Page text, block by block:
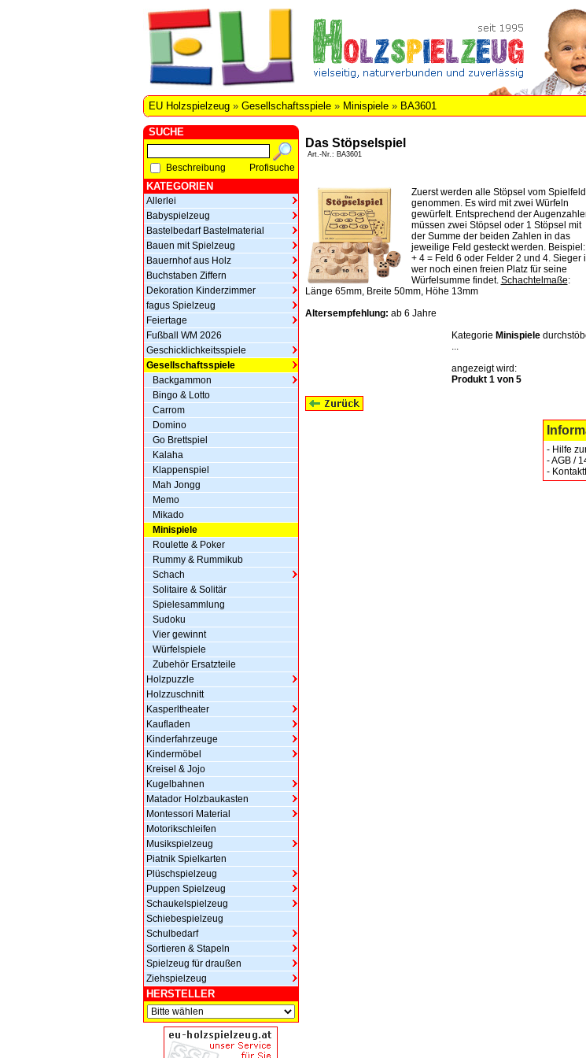
EU Holzspielzeug » Gesellschaftsspiele» Minispiele» BA3601
SUCHE
Beschreibung Profisuche
KATEGORIEN
Allerlei
Babyspielzeug
Bastelbedarf Bastelmaterial
Bauen mit Spielzeug
Bauernhof aus Holz
Buchstaben Ziffern
Dekoration Kinderzimmer
fagus Spielzeug
Feiertage
Fußball WM 2026
Geschicklichkeitsspiele
Gesellschaftsspiele
Backgammon
Bingo & Lotto
Carrom
Domino
Go Brettspiel
Kalaha
Klappenspiel
Mah Jongg
Memo
Mikado
Minispiele
Roulette & Poker
Rummy & Rummikub
Schach
Solitaire & Solitär
Spielesammlung
Sudoku
Vier gewinnt
Würfelspiele
Zubehör Ersatzteile
Holzpuzzle
Holzzuschnitt
Kasperltheater
Kaufladen
Kinderfahrzeuge
Kindermöbel
Kreisel & Jojo
Kugelbahnen
Matador Holzbaukasten
Montessori Material
Motorikschleifen
Musikspielzeug
Piatnik Spielkarten
Plüschspielzeug
Puppen Spielzeug
Schaukelspielzeug
Schiebespielzeug
Schulbedarf
Sortieren & Stapeln
Spielzeug für draußen
Ziehspielzeug
HERSTELLER
Das Stöpselspiel
Art.-Nr.: BA3601
Zuerst werden alle Stöpsel vom Spielfeld
genommen. Es wird mit zwei Würfeln
gewürfelt. Entsprechend der
müssen zwei Stöpsel oder 1 Stöpsel mit
der Summe der beiden Zahlen in das
jeweilige Feld gesteckt werden. Beispiel:
+ 4 = Feld 6 oder Felder 2 und 4. Sieger
wer noch einen freien Platz für seine
Würfelsumme findet. Schachtelmaße:
Länge 65mm, Breite 50mm, Höhe 13mm
Altersempfehlung: ab 6 Jahre
Kategorie Minispiele
...
angezeigt wird:
Produkt 1 von 5
- Hilfe
-AGB /
-